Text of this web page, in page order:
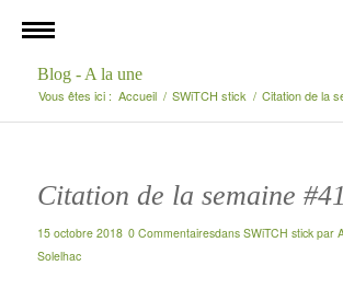
Blog - A la une
Vous êtes ici : Accueil / SWiTCH stick / Citation de la
Citation de la semaine
15 octobre 2018 0 Commentairesdans SWiTCH stick par
Solelhac